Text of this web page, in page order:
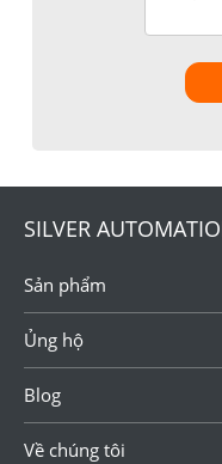
SILVER
Sản phẩm
Ủng hộ
Blog
Về chúng tôi